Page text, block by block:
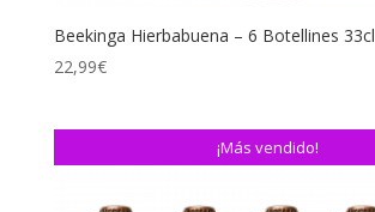
Beekinga Hierbabuena – 6 Botellines 33cl
22,99€
¡Más vendido!